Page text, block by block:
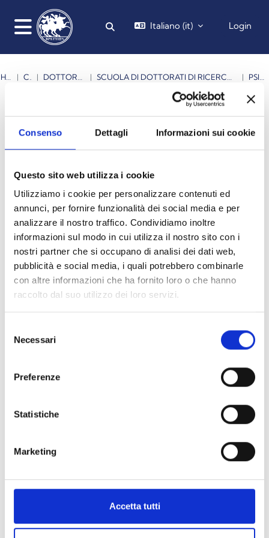
Consenso Dettagli Informazioni sui cookie
Questo sito web utilizza i cookie
Utilizziamo i cookie per personalizzare contenuti ed
annunci, per fornire funzionalità dei social media e per
analizzare il nostro traffico. Condividiamo inoltre
informazioni sul modo in cui utilizza il nostro sito con i
nostri partner che si occupano di analisi dei dati web,
pubblicità e social media, i quali potrebbero combinarle
con altre informazioni che ha fornito loro o che hanno
raccolto dal suo utilizzo dei loro servizi.
delNecessari
Preferenze
Statistiche
Marketing
Accetta tutti
Pannello laterale
Attiva/disattiva input di ricerca
Italiano ‎(it)‎ Login
HOME CORSI DOTTORATI DI RICERCA SCUOLA DI DOTTORATI DI RICERCA IN "SCIENZE E TECNOLOGIE DELLA VITA" PSICOLOGIA
Cerca corsi
A.A. 2023 - 2024